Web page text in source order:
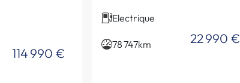
114 990 €
Electrique
78 747km 22 990 €